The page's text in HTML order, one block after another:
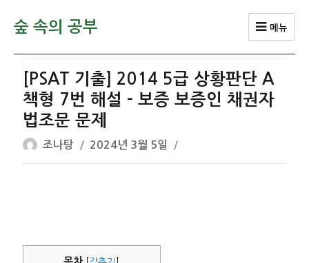
숲 속의 공부 메뉴
[PSAT 기출] 2014 5급 상황판단 A
책형 7번 해설 – 보증 보증인 채권자
법조문 문제
글
쓴
조나탕
작
성
2024년 3월 5일